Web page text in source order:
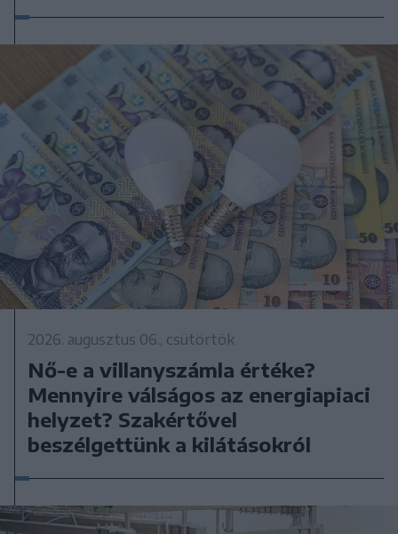
2026. augusztus 06., csütörtök
Nő-e a villanyszámla értéke?
Mennyire válságos az energiapiaci
helyzet? Szakértővel
beszélgettünk a kilátásokról